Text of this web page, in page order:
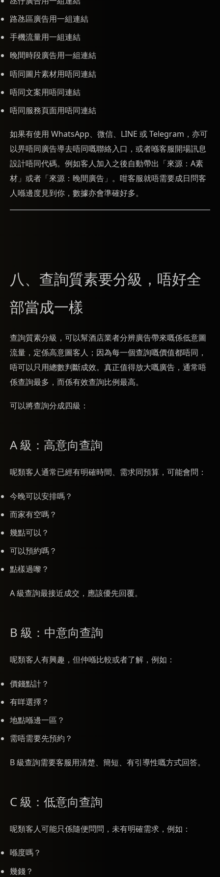
路氹區廣告用一組連結
手機流量用一組連結
晚間時段廣告用一組連結
唔同圖片素材用唔同連結
唔同文案用唔同連結
唔同服務頁面用唔同連結
如果有使用 WhatsApp、微信、LINE 或 Telegram，亦可
以畀唔同廣告導去唔同嘅聯絡入口，或者喺客服開場訊息
設計唔同代碼。例如客人加入之後自動帶出「來源：A素
材」或者「來源：晚間廣告」。咁客服就唔需要成日問客
人喺邊度見到你，數據亦會準確好多。
八、查詢質素要分級，唔好全
部當成一樣
查詢質素分級，可以幫酒店業者分辨廣告帶來嘅係低意圖
流量，定係高意圖客人；因為每一個查詢嘅價值都唔同，
唔可以只用總數判斷成效。真正值得放大嘅廣告，通常唔
係查詢最多，而係有效查詢比例最高。
可以將查詢分成四級：
A 級：高意向查詢
呢類客人通常已經有明確時間、需求同預算，可能會問：
今晚可以安排嗎？
而家有空嗎？
幾點可以？
可以預約嗎？
點樣過嚟？
A 級查詢最接近成交，應該優先回覆。
B 級：中意向查詢
呢類客人有興趣，但仲喺比較或者了解，例如：
價錢點計？
有咩選擇？
地點喺邊一區？
需唔需要先預約？
B 級查詢需要客服用清楚、簡短、有引導性嘅方式回答。
C 級：低意向查詢
呢類客人可能只係隨便問問，未有明確需求，例如：
喺度嗎？
幾錢？